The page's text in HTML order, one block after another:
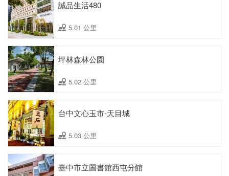
誠品生活480
5.01 公里
坪林森林公園
5.02 公里
台中文心玉市-天目城
5.03 公里
臺中市立圖書館西屯分館